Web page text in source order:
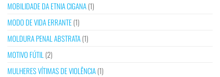
MOBILIDADE DA ETNIA CIGANA(1)
MODO DE VIDA ERRANTE(1)
MOLDURA PENAL ABSTRATA(1)
MOTIVO FÚTIL (2)
MULHERES VÍTIMAS DE VIOLÊNCIA(1)